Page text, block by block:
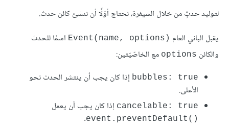
لتوليد حدثٍ من خلال الشيفرة، نحتاج أوّلًا أن ننشئ كائن حدث.
يقبل الباني العام Event(name, options)‎ اسمًا للحدث
والكائن options مع الخاصّيّتين:
bubbles: true إذا كان يجب أن ينتشر الحدث نحو
اﻷعلى.
cancelable: true إذا كان يجب أن يعمل
event.preventDefault()‎
.